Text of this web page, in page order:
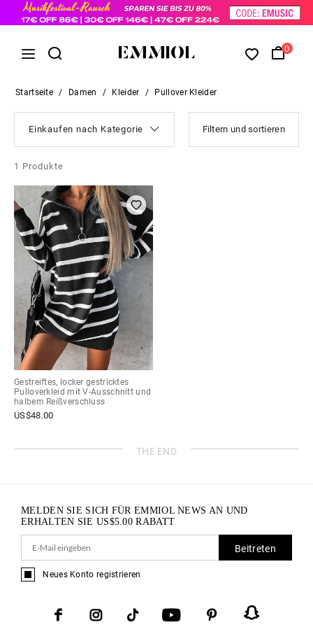
0
Startseite / Damen / Kleider / Pullover Kleider
Einkaufen nach Kategorie Filtern und sortieren
1 Produkte
Gestreiftes, locker gestricktes
Pulloverkleid mit V-Ausschnitt und
halbem Reißverschluss
US$48.00
THE END
MELDEN SIE SICH FÜR EMMIOL NEWS AN UND
ERHALTEN SIE US$5.00 RABATT
Beitreten
Neues Konto registrieren